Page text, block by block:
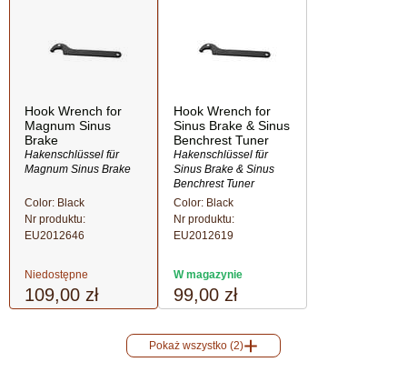
Hook Wrench for
Magnum Sinus
Brake
Hakenschlüssel für
Magnum Sinus Brake
Color: Black
Nr produktu:
EU2012646
Niedostępne
109,00 zł
Hook Wrench for
Sinus Brake & Sinus
Benchrest Tuner
Hakenschlüssel für
Sinus Brake & Sinus
Benchrest Tuner
Color: Black
Nr produktu:
EU2012619
W magazynie
99,00 zł
Pokaż wszystko (2)